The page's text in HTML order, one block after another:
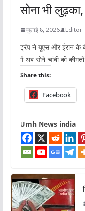
सोना भी
जुलाई 8, 2026 Editor
ट्रंप ने यूएस और ईरान के
में अब सोने-चांदी की कीमतों
Share this:
Facebook
Umh News india